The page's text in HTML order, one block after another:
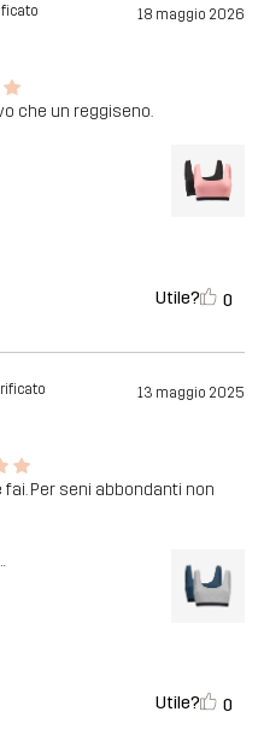
18 maggio 2026
che un reggiseno.
Utile? 0
13 maggio 2025
Per seni abbondanti non
Melange
Utile? 0